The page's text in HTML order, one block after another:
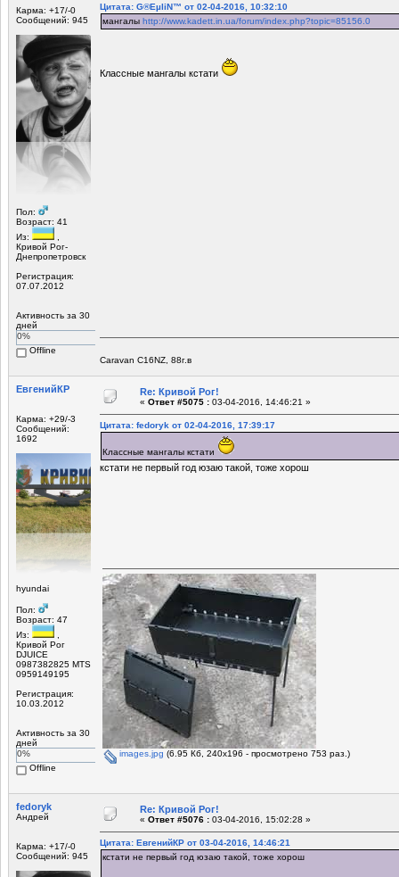
Карма: +17/-0
Сообщений: 945
Пол:
Возраст: 41
Из:
Кривой Рог-
Днепропетровск
Регистрация:
07.07.2012
Активность за 30
дней
0%
Offline
Цитата: G®EµliN™ от 02-04-2016, 10:32:10
мангалы http://www.kadett.in.ua/forum/index.php?topic=85156.0
Классные мангалы кстати
Caravan C16NZ, 88г.в
ЕвгенийКР
Карма: +29/-3
Сообщений:
1692
hyundai
Пол:
Возраст: 47
Из:
Кривой Рог
DJUICE
0987382825 MTS
0959149195
Регистрация:
10.03.2012
Активность за 30
дней
0%
Offline
Re: Кривой Рог!
« Ответ #5075 : 03-04-2016, 14:46:21 »
Цитата: fedoryk от 02-04-2016, 17:39:17
Классные мангалы кстати
кстати не первый год юзаю такой, тоже хорош
images.jpg (6.95 Кб, 240x196 - просмотрено 753 раз.)
fedoryk
Андрей
Карма: +17/-0
Сообщений: 945
Re: Кривой Рог!
« Ответ #5076 : 03-04-2016, 15:02:28 »
Цитата: ЕвгенийКР от 03-04-2016, 14:46:21
кстати не первый год юзаю такой, тоже хорош